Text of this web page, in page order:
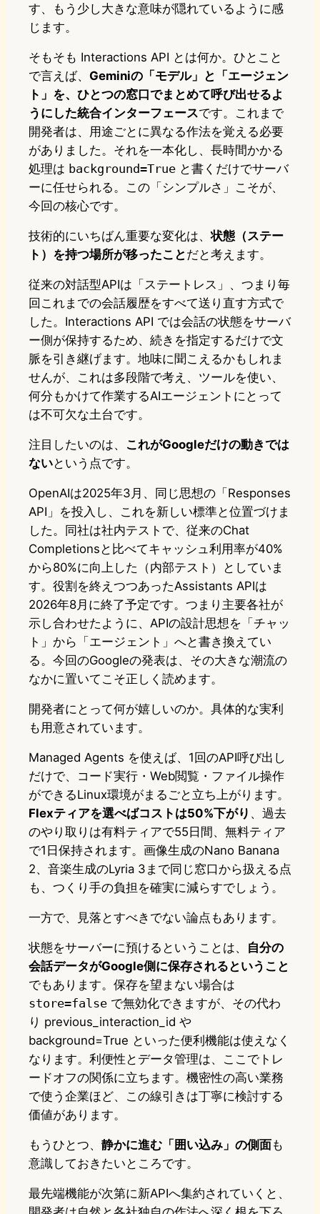
す、もう少し大きな意味が隠れているように感
じます。
そもそも Interactions API とは何か。ひとこと
で言えば、 Geminiの「モデル」と「エージェン
ト」を、ひとつの窓口でまとめて呼び出せるよ
うにした統合インターフェースです。これまで
開発者は、用途ごとに異なる作法を覚える必要
がありました。それを一本化し、長時間かかる
処理は background=True と書くだけでサーバ
ーに任せられる。この「シンプルさ」こそが、
今回の核心です。
技術的にいちばん重要な変化は、状態（ステー
ト）を持つ場所が移ったことだと考えます。
従来の対話型APIは「ステートレス」、つまり毎
回これまでの会話履歴をすべて送り直す方式で
した。Interactions API では会話の状態をサーバ
ー側が保持するため、続きを指定するだけで文
脈を引き継げます。地味に聞こえるかもしれま
せんが、これは多段階で考え、ツールを使い、
何分もかけて作業するAIエージェントにとって
は不可欠な土台です。
注目したいのは、 これがGoogleだけの動きでは
ないという点です。
OpenAIは2025年3月、同じ思想の「Responses
API」を投入し、これを新しい標準と位置づけま
した。同社は社内テストで、従来のChat
Completionsと比べてキャッシュ利用率が40%
から80%に向上した（内部テスト）としていま
す。役割を終えつつあったAssistants APIは
2026年8月に終了予定です。つまり主要各社が
示し合わせたように、APIの設計思想を「チャッ
ト」から「エージェント」へと書き換えてい
る。今回のGoogleの発表は、その大きな潮流の
なかに置いてこそ正しく読めます。
開発者にとって何が嬉しいのか。具体的な実利
も用意されています。
Managed Agents を使えば、1回のAPI呼び出し
だけで、コード実行・Web閲覧・ファイル操作
ができるLinux環境がまるごと立ち上がります。
Flexティアを選べばコストは50%下がり 、過去
のやり取りは有料ティアで55日間、無料ティア
で1日保持されます。画像生成のNano Banana
2、音楽生成のLyria 3まで同じ窓口から扱える点
も、つくり手の負担を確実に減らすでしょう。
一方で、見落とすべきでない論点もあります。
状態をサーバーに預けるということは、 自分の
会話データがGoogle側に保存されるということ
でもあります。保存を望まない場合は
store=false で無効化できますが、その代わ
り previous_interaction_id や
background=True といった便利機能は使えなく
なります。利便性とデータ管理は、ここでトレ
ードオフの関係に立ちます。機密性の高い業務
で使う企業ほど、この線引きは丁寧に検討する
価値があります。
もうひとつ、 静かに進む「囲い込み」の側面も
意識しておきたいところです。
最先端機能が次第に新APIへ集約されていくと、